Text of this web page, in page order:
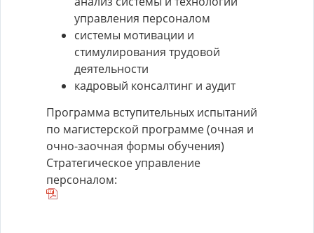
управления персоналом
системы мотивации и
стимулирования трудовой
деятельности
кадровый консалтинг и аудит
Программа вступительных испытаний
по магистерской программе (очная и
очно-заочная формы обучения)
Стратегическое управление
персоналом: